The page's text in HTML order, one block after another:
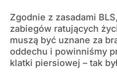
Zgodnie z zasadami
zabiegów ratujących
muszą być uznane za
oddechu i powinniśmy
klatki piersiowej – tak